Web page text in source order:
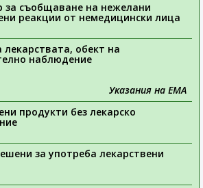
за съобщаване на нежелани
реакции от немедицински лица
лекарствата, обект на
наблюдение
Указания на ЕМА
продукти без лекарско
за употреба лекарствени